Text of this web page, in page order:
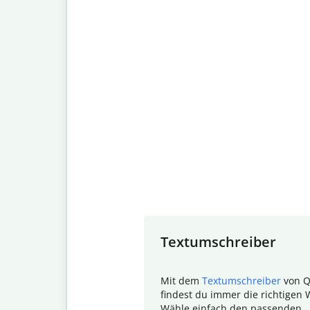
Textumschreiber
Mit dem Textumschreiber von
findest du immer die richtigen